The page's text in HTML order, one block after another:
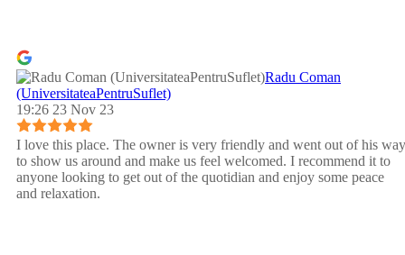
Radu Coman
(UniversitateaPentruSuflet)
19:26 23 Nov 23
I love this place. The owner is very friendly and went out of his way
to show us around and make us feel welcomed. I recommend it to
anyone looking to get out of the quotidian and enjoy some peace
and relaxation.